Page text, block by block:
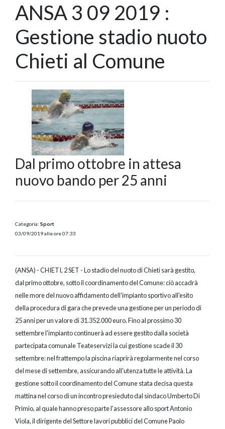
ANSA 3 09 2019 :
Gestione stadio nuoto
Chieti al Comune
Dal primo ottobre in attesa
nuovo bando per 25 anni
Categoria: Sport
03/09/2019 alle ore 07:33
(ANSA) - CHIETI, 2 SET - Lo stadio del nuoto di Chieti sarà gestito,
dal primo ottobre, sotto il coordinamento del Comune: ciò accadrà
nelle more del nuovo affidamento dell'impianto sportivo all'esito
della procedura di gara che prevede una gestione per un periodo di
25 anni per un valore di 31.352.000 euro. Fino al prossimo 30
settembre l'impianto continuerà ad essere gestito dalla società
partecipata comunale Teateservizi la cui gestione scade il 30
settembre: nel frattempo la piscina riaprirà regolarmente nel corso
del mese di settembre, assicurando all'utenza tutte le attività. La
gestione sotto il coordinamento del Comune stata decisa questa
mattina nel corso di un incontro presieduto dal sindaco Umberto Di
Primio, al quale hanno preso parte l'assessore allo sport Antonio
Viola, il dirigente del Settore lavori pubblici del Comune Paolo